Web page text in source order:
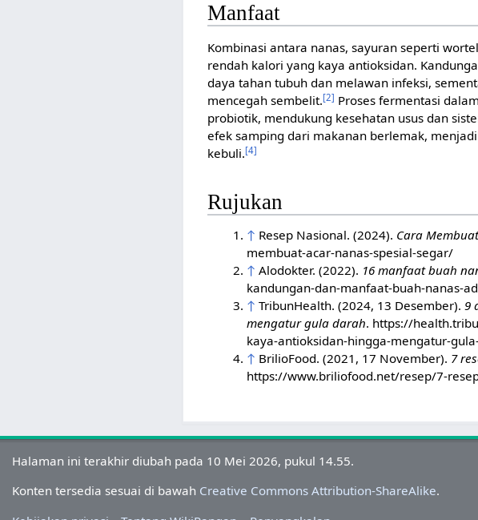
Manfaat
Kombinasi antara nanas, sayuran seperti
rendah kalori yang kaya antioksidan.
daya tahan tubuh dan melawan infeksi,
mencegah sembelit.[2] Proses fermentasi
probiotik, mendukung kesehatan usus dan
efek samping dari makanan berlemak,
kebuli.[4]
Rujukan
↑ Resep Nasional. (2024). Cara
membuat-acar-nanas-spesial-segar/
↑ Alodokter. (2022). 16 manfaat buah
kandungan-dan-manfaat-buah-nanas-
↑ TribunHealth. (2024, 13 Desember). 9
mengatur gula darah. https://
kaya-antioksidan-hingga-mengatur-
↑ BrilioFood. (2021, 17 November). 7
https://www.briliofood.net/resep/7-
Halaman ini terakhir diubah pada 10 Mei 2026, pukul 14.55.
Konten tersedia sesuai di bawah Creative Commons Attribution-ShareAlike.